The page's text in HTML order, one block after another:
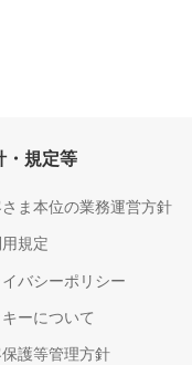
・規定等
ま本位の業務運営方針
規定
バシーポリシー
ーについて
護等管理方針